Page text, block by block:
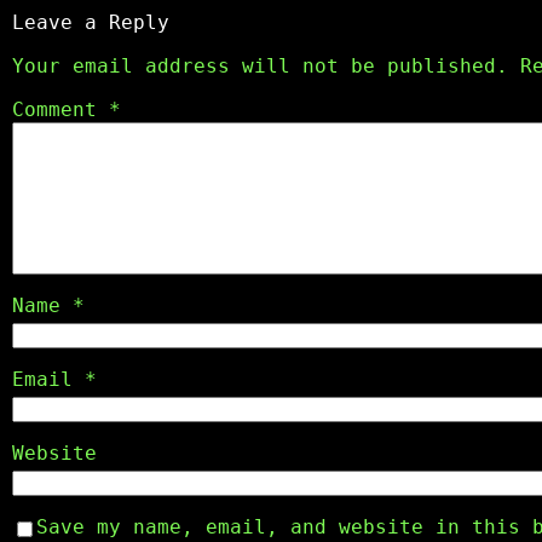
Leave a Reply
Your email address will not be published.
Comment *
Name *
Email *
Website
Save my name, email, and website in